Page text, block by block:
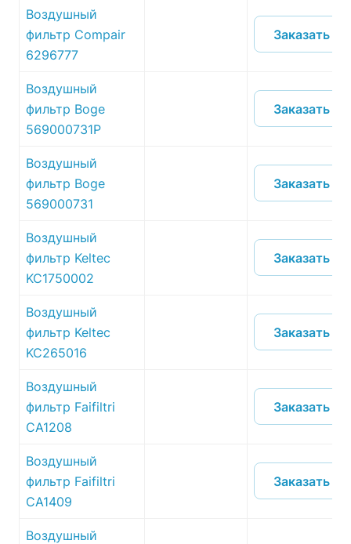
Воздушный
фильтр Compair
6296777
Заказать
Воздушный
фильтр Boge
569000731P
Заказать
Воздушный
фильтр Boge
569000731
Заказать
Воздушный
фильтр Keltec
KC1750002
Заказать
Воздушный
фильтр Keltec
KC265016
Заказать
Воздушный
фильтр Faifiltri
CA1208
Заказать
Воздушный
фильтр Faifiltri
CA1409
Заказать
Воздушный